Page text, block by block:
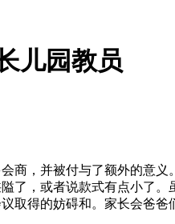
儿园教员
，并被付与了额外的意义
了，或者说款式有点小了
取得的妨碍和。家长会爸爸